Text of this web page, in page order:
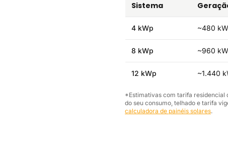
Sistema
4 kWp ~480
8 kWp ~960
12 kWp ~1.440
*Estimativas com tarifa residencial
do seu consumo, telhado e tarifa
calculadora de painéis solares.